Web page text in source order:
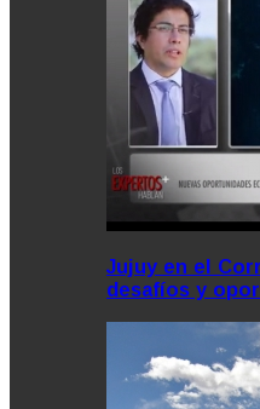
Jujuy en el
desafíos y